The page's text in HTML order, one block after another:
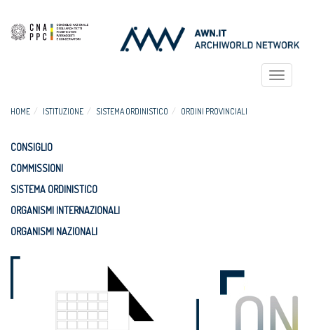
Toggle
HOME ISTITUZIONE SISTEMA ORDINISTICO ORDINI PROVINCIALI
CONSIGLIO
COMMISSIONI
SISTEMA ORDINISTICO
ORGANISMI INTERNAZIONALI
ORGANISMI NAZIONALI